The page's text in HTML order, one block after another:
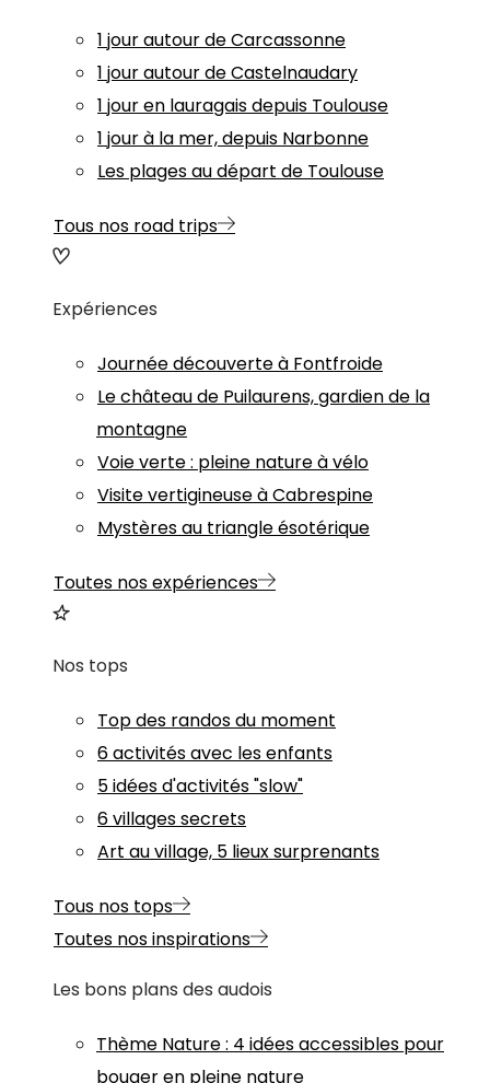
1 jour autour de Carcassonne
1 jour autour de Castelnaudary
1 jour en lauragais depuis Toulouse
1 jour à la mer, depuis Narbonne
Les plages au départ de Toulouse
Tous nos road trips
Expériences
Journée découverte à Fontfroide
Le château de Puilaurens, gardien de la
montagne
Voie verte : pleine nature à vélo
Visite vertigineuse à Cabrespine
Mystères au triangle ésotérique
Toutes nos expériences
Nos tops
Top des randos du moment
6 activités avec les enfants
5 idées d'activités "slow"
6 villages secrets
Art au village, 5 lieux surprenants
Tous nos tops
Toutes nos inspirations
Les bons plans des audois
Thème Nature: 4 idées accessibles pour
bouger en pleine nature